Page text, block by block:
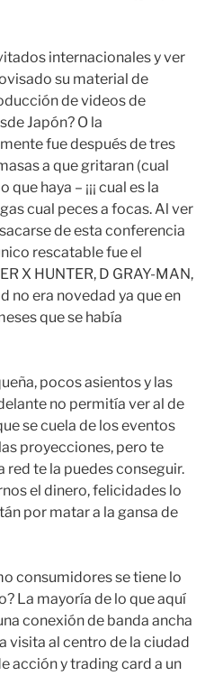
internacionales y ver
su material de
de videos de
Japón? O la
fue después de tres
a que gritaran (cual
haya – ¡¡¡ cual es la
cual peces a focas. Al ver
de esta conferencia
rescatable fue el
X HUNTER, D GRAY-MAN,
no era novedad ya que en
que se había
pocos asientos y las
no permitía ver al de
se cuela de los eventos
proyecciones, pero te
red te la puedes conseguir.
el dinero, felicidades lo
por matar a la gansa de
consumidores se tiene lo
La mayoría de lo que aquí
conexión de banda ancha
visita al centro de la ciudad
acción y trading card a un